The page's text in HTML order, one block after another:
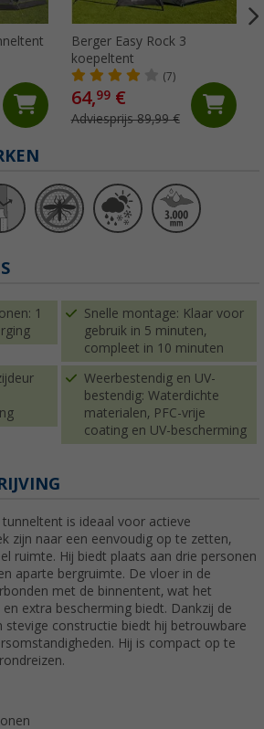
Berger Easy Rock 3
koepeltent
(7)
64,99€
Adviesprijs 89,99 €
1
Snelle montage: Klaar voor
gebruik in 5 minuten,
compleet in 10 minuten
Weerbestendig en UV-
bestendig: Waterdichte
materialen, PFC-vrije
coating en UV-bescherming
is ideaal voor actieve
zijn naar een eenvoudig op te zetten,
ruimte. Hij biedt plaats aan drie personen
aparte bergruimte. De vloer in de
met de binnentent, wat het
extra bescherming biedt. Dankzij de
stevige constructie biedt hij betrouwbare
Hij is compact op te